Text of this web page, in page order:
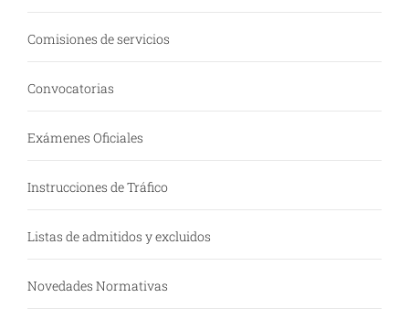
Comisiones de servicios
Convocatorias
Exámenes Oficiales
Instrucciones de Tráfico
Listas de admitidos y excluidos
Novedades Normativas